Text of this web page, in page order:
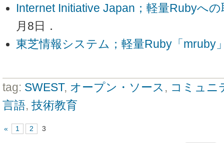
Internet Initiative Japan；軽量Rubyへ
月8日．
東芝情報システム；軽量Ruby「mruby
tag: SWEST, オープン・ソース , コミュニ
言語, 技術教育
« 1 2 3